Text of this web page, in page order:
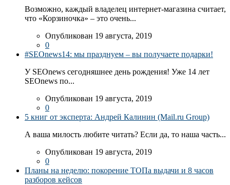
Возможно, каждый владелец интернет-магазина считает,
что «Корзиночка» – это очень...
Опубликован 19 августа, 2019
0
#SEOnews14: мы празднуем – вы получаете подарки!
У SEOnews сегодняшнее день рождения! Уже 14 лет
SEOnews по...
Опубликован 19 августа, 2019
0
5 книг от эксперта: Андрей Калинин (Mail.ru Group)
А ваша милость любите читать? Если да, то наша часть...
Опубликован 19 августа, 2019
0
Планы на неделю: покорение ТОПа выдачи и 8 часов
разборов кейсов